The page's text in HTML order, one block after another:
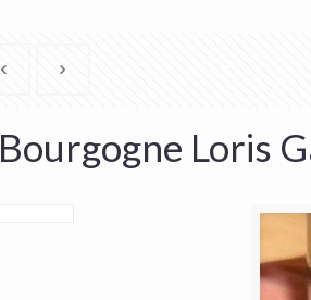
Bourgogne Loris